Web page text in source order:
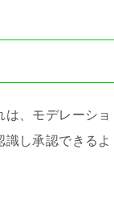
、モデレーショ
し承認できるよ